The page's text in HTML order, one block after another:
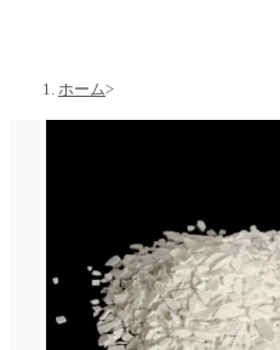
ホーム>
塩化カルシウム二水和フレーク